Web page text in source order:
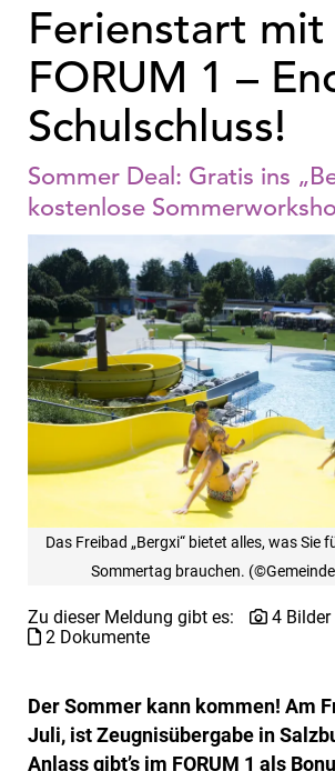
Ferienstart mit
FORUM 1 –
Schulschluss!
Sommer Deal: Gratis ins
kostenlose
Das Freibad „Bergxi“ bietet alles, was Sie
Sommertag brauchen.
Zu dieser Meldung gibt es:
4 Bilder
2 Dokumente
Der Sommer kann kommen! Am
Juli, ist Zeugnisübergabe in
Anlass gibt’s im FORUM 1 als